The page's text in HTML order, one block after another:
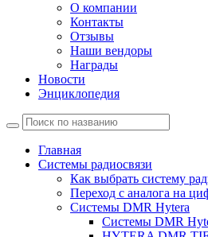
О компании
Контакты
Отзывы
Наши вендоры
Награды
Новости
Энциклопедия
Главная
Системы радиосвязи
Как выбрать систему
Переход с аналога на
Системы DMR Hytera
Системы DMR